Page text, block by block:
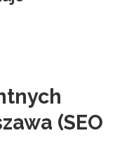
(SEO